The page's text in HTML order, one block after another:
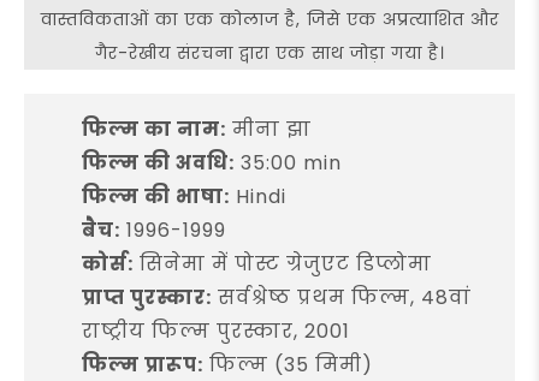
वास्तविकताओं का एक कोलाज है, जिसे एक अप्रत्याशित और
गैर-रेखीय संरचना द्वारा एक साथ जोड़ा गया है।
फिल्म का नाम: मीना झा
फिल्म की अवधि: 35:00 min
फिल्म की भाषा: Hindi
बैच: 1996-1999
कोर्स: सिनेमा में पोस्ट ग्रेजुएट डिप्लोमा
प्राप्त पुरस्कार: सर्वश्रेष्ठ प्रथम फिल्म, 48वां
राष्ट्रीय फिल्म पुरस्कार, 2001
फिल्म प्रारूप: फिल्म (35 मिमी)